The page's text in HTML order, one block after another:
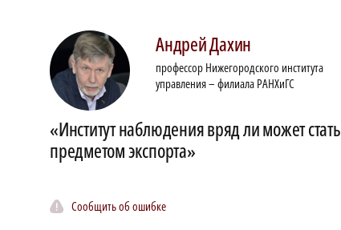
АндрейДахин
профессор Нижегородского института
управления – филиала РАНХиГС
«Институт наблюдения вряд ли может стать
предметом экспорта»
Сообщить об ошибке